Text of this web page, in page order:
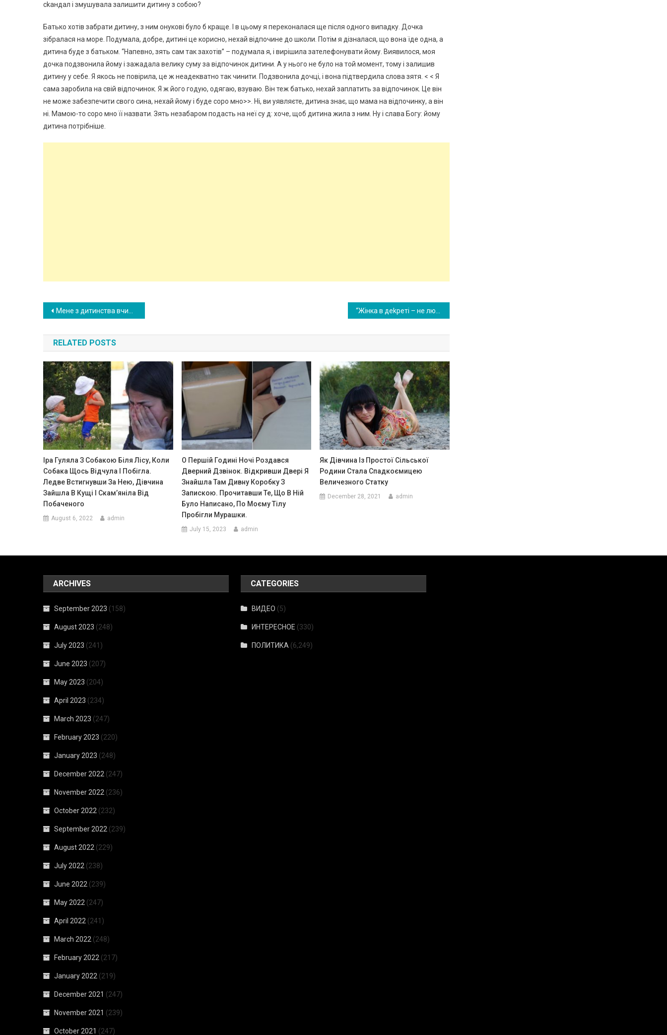
сkандал і змушувала залишити дитину з собою?
Батько хотів забрати дитину, з ним онукові було б краще. І в цьому я переконалася ще після одного випадку. Дочка
зібралася на море. Подумала, добре, дитині це корисно, нехай відпочине до школи. Потім я дізналася, що вона їде одна, а
дитина буде з батьком. “Напевно, зять сам так захотів” – подумала я, і вирішила зателефонувати йому. Виявилося, моя
дочка подзвонила йому і зажадала велику суму за відпочинок дитини. А у нього не було на той момент, тому і залишив
дитину у себе. Я якось не повірила, це ж неадекватно так чинити. Подзвонила дочці, і вона підтвердила слова зятя. < < Я
сама заробила на свій відпочинок. Я ж його годую, одягаю, взуваю. Він теж батько, нехай заплатить за відпочинок. Це він
не може забезпечити свого сина, нехай йому і буде соро мно>>. Ні, ви уявляєте, дитина знає, що мама на відпочинку, а він
ні. Мамою-то соро мно її назвати. Зять незабаром подасть на неї су д: хоче, щоб дитина жила з ним. Ну і слава Богу: йому
дитина потрібніше.
Post
navigation
Мене з дитинства вчили поступатися місцем літнім людям. Але те, що зробила зі мною одна бабка, змінило моє уявлення назавжди
RELATED POSTS
Іра Гуляла З Собакою Біля Лісу, Коли
Собака Щось Відчула І Побігла.
Ледве Встигнувши За Нею, Дівчина
Зайшла В Кущі І Скам’яніла Від
Побаченого
August 6, 2022 admin
О Першій Годині Ночі Роздався
Дверний Дзвінок. Відкривши Двері Я
Знайшла Там Дивну Коробку З
Запискою. Прочитавши Те, Що В Ній
Було Написано, По Моєму Тілу
Пробігли Мурашки.
July 15, 2023 admin
Як Дівчина Із Простої Сільської
Родини Стала Спадкоємицею
Величезного Статку
December 28, 2021 admin
ARCHIVES
September 2023 (158)
August 2023 (248)
July 2023 (241)
June 2023 (207)
May 2023 (204)
April 2023 (234)
March 2023 (247)
February 2023 (220)
January 2023 (248)
December 2022 (247)
November 2022 (236)
October 2022 (232)
September 2022 (239)
August 2022 (229)
July 2022 (238)
June 2022 (239)
May 2022 (247)
April 2022 (241)
March 2022 (248)
February 2022 (217)
January 2022 (219)
December 2021 (247)
November 2021 (239)
October 2021 (247)
CATEGORIES
ВИДЕО (5)
ИНТЕРЕСНОЕ (330)
ПОЛИТИКА (6,249)